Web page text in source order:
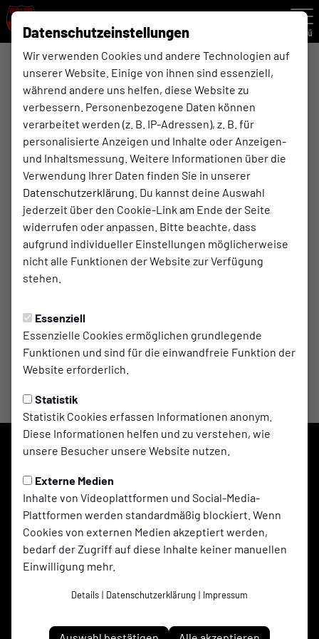
Datenschutzeinstellungen
Wir verwenden Cookies und andere Technologien auf
unserer Website. Einige von ihnen sind essenziell,
während andere uns helfen, diese Website zu
verbessern. Personenbezogene Daten können
verarbeitet werden (z. B. IP-Adressen), z. B. für
personalisierte Anzeigen und Inhalte oder Anzeigen-
und Inhaltsmessung. Weitere Informationen über die
Verwendung Ihrer Daten finden Sie in unserer
Datenschutzerklärung . Du kannst deine Auswahl
jederzeit über den Cookie-Link am Ende der Seite
widerrufen oder anpassen. Bitte beachte, dass
aufgrund individueller Einstellungen möglicherweise
nicht alle Funktionen der Website zur Verfügung
stehen.
Essenziell
Essenzielle Cookies ermöglichen grundlegende
Funktionen und sind für die einwandfreie Funktion der
Website erforderlich.
Statistik
Statistik Cookies erfassen Informationen anonym.
Diese Informationen helfen und zu verstehen, wie
unsere Besucher unsere Website nutzen.
Externe Medien
Inhalte von Videoplattformen und Social-Media-
Plattformen werden standardmäßig blockiert. Wenn
Cookies von externen Medien akzeptiert werden,
bedarf der Zugriff auf diese Inhalte keiner manuellen
Einwilligung mehr.
Details | Datenschutzerklärung | Impressum
Menü
U23
2:7
(1:6)
Adler Ellinghorst 1961 e.V.
1. Mannschaft
Spielort
5Minds Arena
Im Blankenfeld 7a
46238 Bottrop